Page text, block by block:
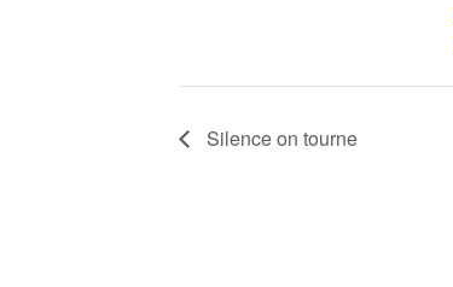
Silence on tourne